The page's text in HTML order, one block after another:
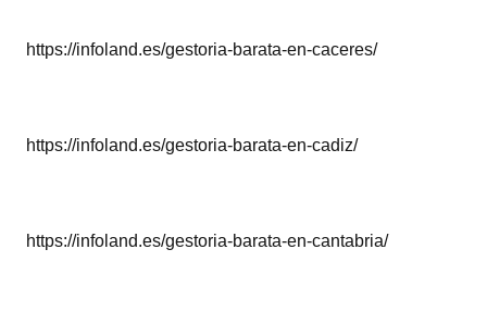
https://infoland.es/gestoria-barata-en-caceres/
https://infoland.es/gestoria-barata-en-cadiz/
https://infoland.es/gestoria-barata-en-cantabria/